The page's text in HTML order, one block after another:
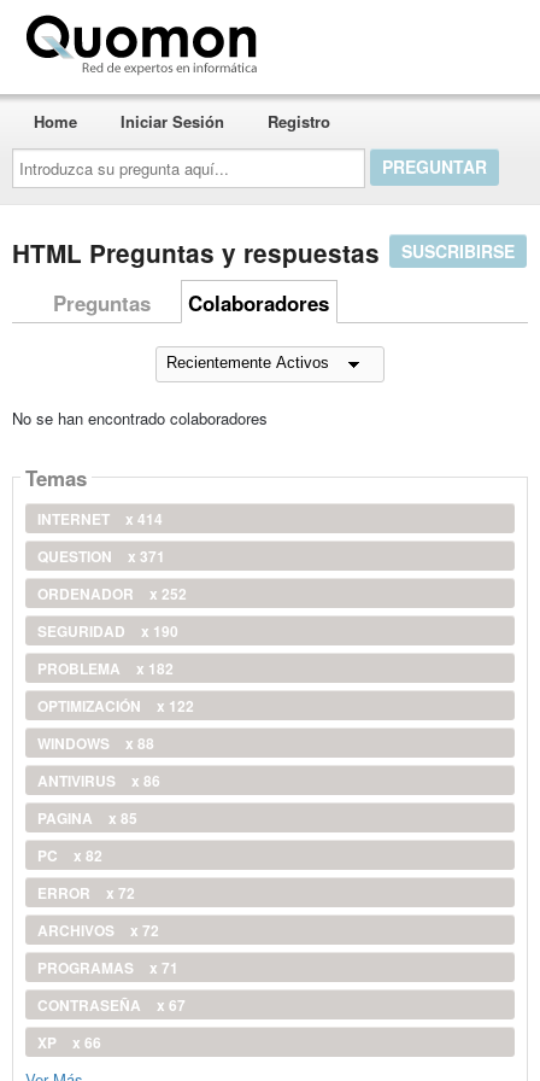
Introduzca
su
pregunta
aquí...
Home Iniciar Sesión Registro
HTML Preguntas y respuestas SUSCRIBIRSE
Preguntas Colaboradores
No se han encontrado colaboradores
Temas
INTERNET
x 414
QUESTION
x 371
ORDENADOR
x 252
SEGURIDAD
x 190
PROBLEMA
x 182
OPTIMIZACIÓN
x 122
WINDOWS
x 88
ANTIVIRUS
x 86
PAGINA
x 85
PC
x 82
ERROR
x 72
ARCHIVOS
x 72
PROGRAMAS
x 71
CONTRASEÑA
x 67
XP
x 66